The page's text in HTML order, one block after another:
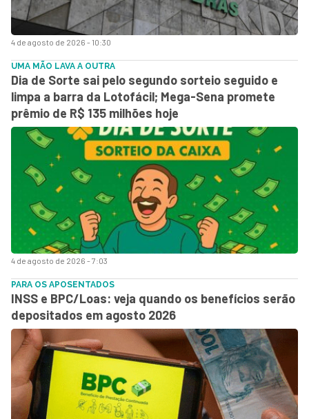
4 de agosto de 2026 - 10:30
4 de agosto de 2026 - 7:03
UMA MÃO LAVA A OUTRA
Dia de Sorte sai pelo segundo sorteio seguido e
limpa a barra da Lotofácil; Mega-Sena promete
prêmio de R$ 135 milhões hoje
PARA OS APOSENTADOS
INSS e BPC/Loas: veja quando os benefícios serão
depositados em agosto 2026